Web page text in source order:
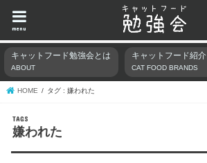
menu
キャットフード勉強会とは
ABOUT
キャットフード紹介
CAT FOOD BRANDS
HOME タグ : 嫌われた
嫌われた